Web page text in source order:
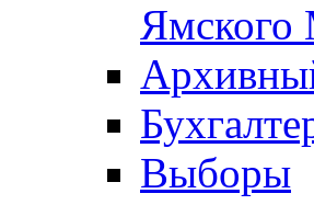
Выборы